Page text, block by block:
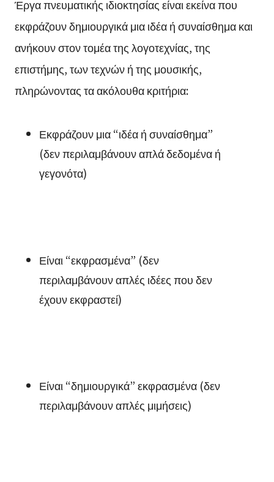
Έργα πνευματικής ιδιοκτησίας είναι εκείνα που
εκφράζουν δημιουργικά μια ιδέα ή συναίσθημα και
ανήκουν στον τομέα της λογοτεχνίας, της
επιστήμης, των τεχνών ή της μουσικής,
πληρώνοντας τα ακόλουθα κριτήρια:
Εκφράζουν μια “ιδέα ή συναίσθημα”
(δεν περιλαμβάνουν απλά δεδομένα ή
γεγονότα)
Είναι “εκφρασμένα” (δεν
περιλαμβάνουν απλές ιδέες που δεν
έχουν εκφραστεί)
Είναι “δημιουργικά” εκφρασμένα (δεν
περιλαμβάνουν απλές μιμήσεις)